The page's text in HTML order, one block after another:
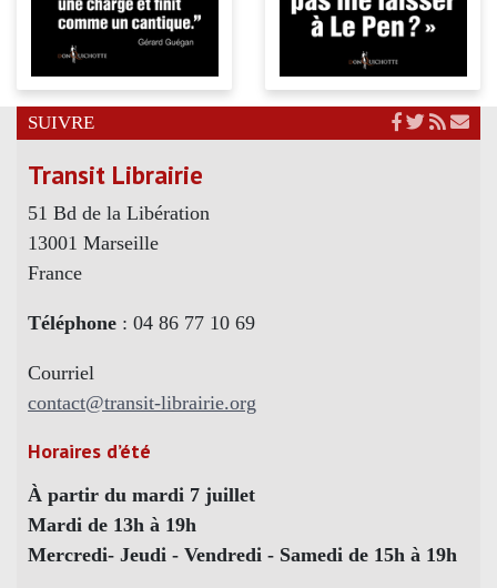
SUIVRE
Transit Librairie
51 Bd de la Libération
13001 Marseille
France
Téléphone : 04 86 77 10 69
Courriel
contact@transit-librairie.org
Horaires d’été
À partir du mardi 7 juillet
Mardi de 13h à 19h
Mercredi- Jeudi - Vendredi - Samedi de 15h à 19h